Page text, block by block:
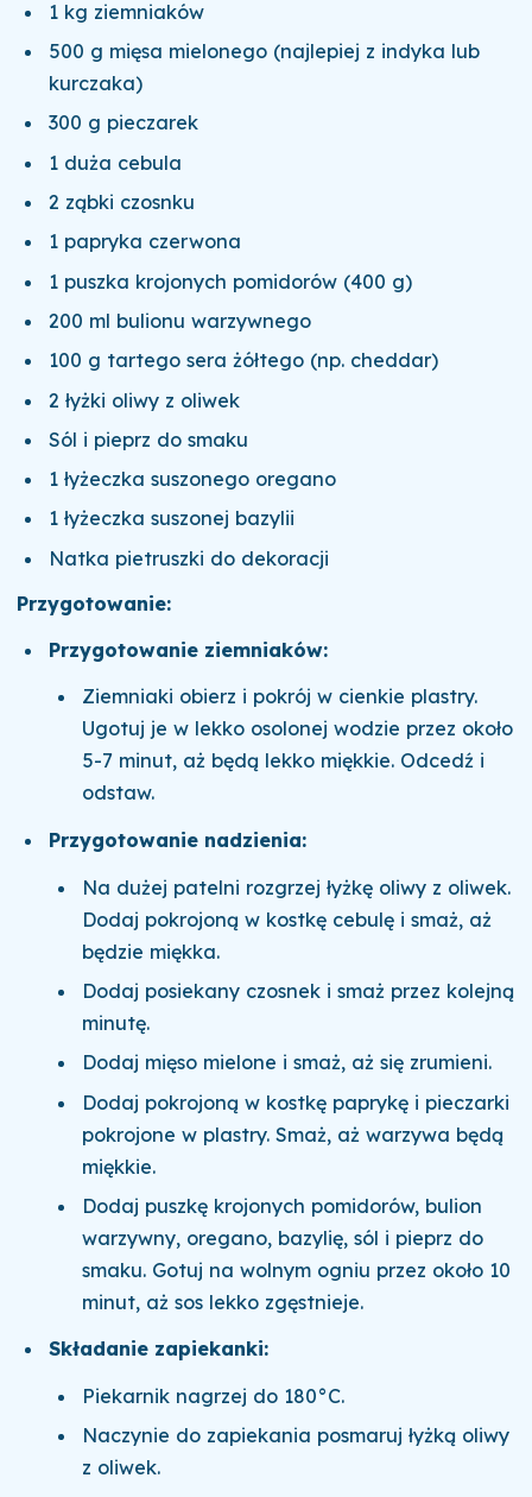
1 kg ziemniaków
500 g mięsa mielonego (najlepiej z indyka lub
kurczaka)
300 g pieczarek
1 duża cebula
2 ząbki czosnku
1 papryka czerwona
1 puszka krojonych pomidorów (400 g)
200 ml bulionu warzywnego
100 g tartego sera żółtego (np. cheddar)
2 łyżki oliwy z oliwek
Sól i pieprz do smaku
1 łyżeczka suszonego oregano
1 łyżeczka suszonej bazylii
Natka pietruszki do dekoracji
Przygotowanie:
Przygotowanie ziemniaków:
Ziemniaki obierz i pokrój w cienkie plastry.
Ugotuj je w lekko osolonej wodzie przez około
5-7 minut, aż będą lekko miękkie. Odcedź i
odstaw.
Przygotowanie nadzienia:
Na dużej patelni rozgrzej łyżkę oliwy z oliwek.
Dodaj pokrojoną w kostkę cebulę i smaż, aż
będzie miękka.
Dodaj posiekany czosnek i smaż przez kolejną
minutę.
Dodaj mięso mielone i smaż, aż się zrumieni.
Dodaj pokrojoną w kostkę paprykę i pieczarki
pokrojone w plastry. Smaż, aż warzywa będą
miękkie.
Dodaj puszkę krojonych pomidorów, bulion
warzywny, oregano, bazylię, sól i pieprz do
smaku. Gotuj na wolnym ogniu przez około 10
minut, aż sos lekko zgęstnieje.
Składanie zapiekanki:
Piekarnik nagrzej do 180°C.
Naczynie do zapiekania posmaruj łyżką oliwy
z oliwek.